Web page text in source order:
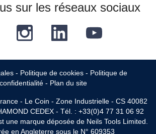
sur les réseaux sociaux
Facebook YouTube
Instagram LinkedIn
- Politique de cookies- Politique de
confidentialité - Plan du site
- Le Coin - Zone Industrielle - CS 40082
CEDEX - Tél. : +33(0)4 77 31 06 92
une marque déposée de Neils Tools Limited.
en Angleterre sous le N° 609353